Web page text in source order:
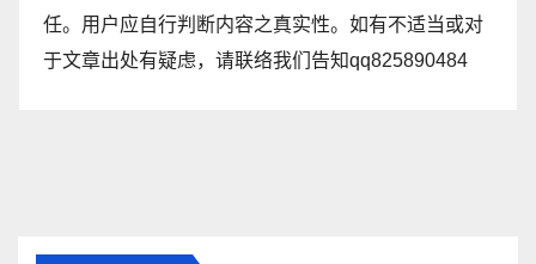
任。用户应自行判断内容之真实性。如有不适当或对
于文章出处有疑虑，请联络我们告知qq825890484